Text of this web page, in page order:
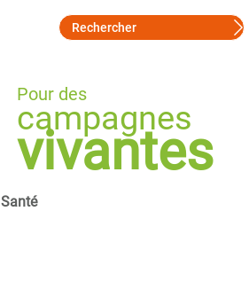
Pour des
campagnes
vivantes
Santé